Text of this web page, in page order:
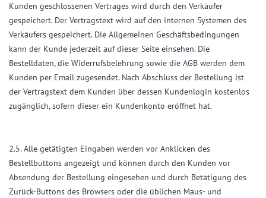
Kunden geschlossenen Vertrages wird durch den Verkäufer
gespeichert. Der Vertragstext wird auf den internen Systemen des
Verkäufers gespeichert. Die Allgemeinen Geschäftsbedingungen
kann der Kunde jederzeit auf dieser Seite einsehen. Die
Bestelldaten, die Widerrufsbelehrung sowie die AGB werden dem
Kunden per Email zugesendet. Nach Abschluss der Bestellung ist
der Vertragstext dem Kunden über dessen Kundenlogin kostenlos
zugänglich, sofern dieser ein Kundenkonto eröffnet hat.
2.5. Alle getätigten Eingaben werden vor Anklicken des
Bestellbuttons angezeigt und können durch den Kunden vor
Absendung der Bestellung eingesehen und durch Betätigung des
Zurück-Buttons des Browsers oder die üblichen Maus- und